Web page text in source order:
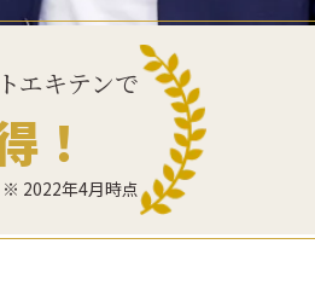
エキテンで
！
※ 2022年4月時点